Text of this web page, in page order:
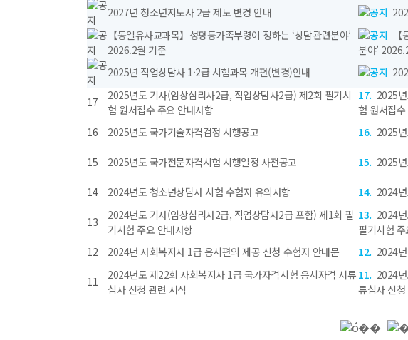
2027년 청소년지도사 2급 제도 변경 안내
【동일유사교과목】성평등가족부령이 정하는 ‘상담관련분야’
2026.2월 기준
【
분야’
2025년 직업상담사 1·2급 시험과목 개편(변경)안내
17
2025년도 기사(임상심리사2급, 직업상담사2급) 제2회 필기시
험 원서접수 주요 안내사항
17. 2025
험 원서접
16
2025년도 국가기술자격검정 시행공고 16. 2025
15
2025년도 국가전문자격시험 시행일정 사전공고 15. 2025
14
2024년도 청소년상담사 시험 수험자 유의사항 14. 2024
13
2024년도 기사(임상심리사2급, 직업상담사2급 포함) 제1회 필
기시험 주요 안내사항
13. 2024
필기시험
12
2024년 사회복지사 1급 응시편의 제공 신청 수험자 안내문 12. 2024
11
2024년도 제22회 사회복지사 1급 국가자격시험 응시자격 서류
심사 신청 관련 서식
11. 2024
류심사 신청